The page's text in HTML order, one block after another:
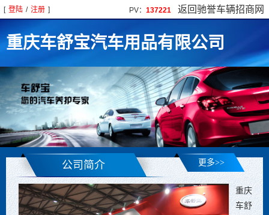
PV： 137221 返回驰誉车辆招商网
[ 登陆 / 注册 ]
重庆车舒宝汽车用品有限公司
公司简介 更多>>
重庆
车舒